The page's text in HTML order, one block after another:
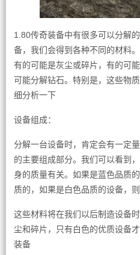
1.80传奇装备中有很多可以分解
备，我们会得到各种不同的材料
有的可能是灰尘或碎片，有的可
可能分解钻石。特别是，这些物
细分析一下
设备组成：
分解一台设备时，肯定会有一定
的主要组成部分。我们可以看到
身的质量有关。如果是蓝色品质
质的，如果是白色品质的设备，
这些材料将在我们以后制造设备
尘和碎片，只有白色的优质设备
装备